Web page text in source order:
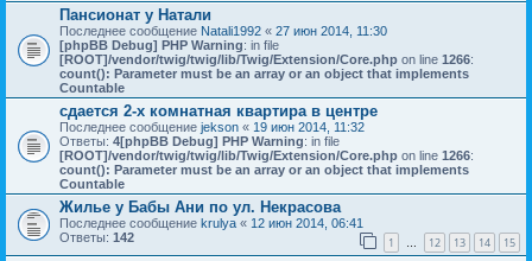
Пансионат у Натали
Последнее сообщение Natali1992 « 27 июн 2014, 11:30
[phpBB Debug] PHP Warning: in file
[ROOT]/vendor/twig/twig/lib/Twig/Extension/Core.php on line 1266:
count(): Parameter must be an array or an object that implements
Countable
сдается 2-х комнатная квартира в центре
Последнее сообщение jekson « 19 июн 2014, 11:32
Ответы: 4[phpBB Debug] PHP Warning: in file
[ROOT]/vendor/twig/twig/lib/Twig/Extension/Core.php on line 1266:
count(): Parameter must be an array or an object that implements
Countable
Жилье у Бабы Ани по ул. Некрасова
Последнее сообщение krulya « 12 июн 2014, 06:41
Ответы: 142 1 … 12 13 14 15